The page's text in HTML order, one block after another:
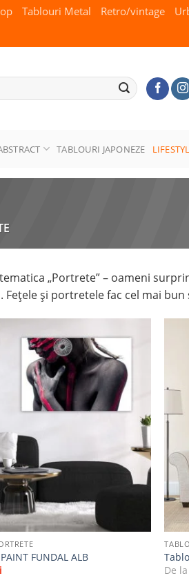
Tablouri Metal Retro/vintage
TABLOURI JAPONEZE
„Portrete” – oameni
Fețele și portretele fac cel mai
Adaugă
la
favorite
FUNDAL ALB
De